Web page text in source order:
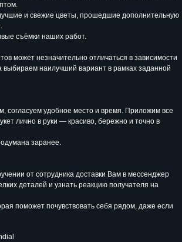
и свежие цветы, прошедшие дополнительную
съёмки наших работ.
может незначительно отличаться в зависимости
выбираем наилучший вариант в рамках заданной
согласуем удобное место и время. Приложим все
лично в руки — красиво, бережно и точно в
заранее.
от сотрудника доставки Вам в мессенджер
деталей и узнать реакцию получателя на
поможет почувствовать себя рядом, даже если